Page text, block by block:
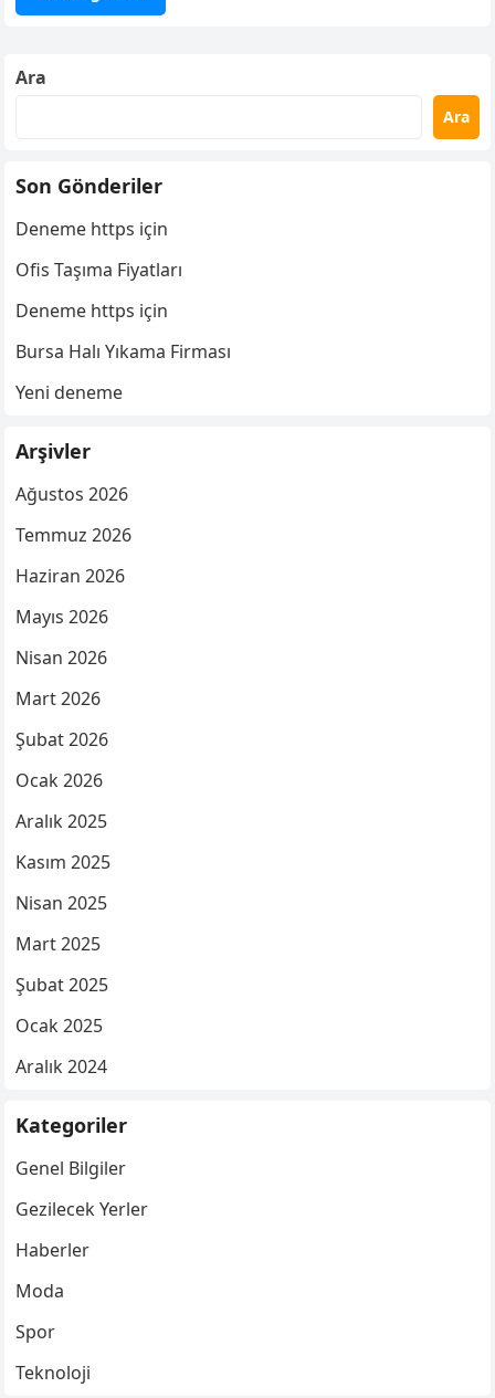
Ara
Ara
Son Gönderiler
Deneme https için
Ofis Taşıma Fiyatları
Deneme https için
Bursa Halı Yıkama Firması
Yeni deneme
Arşivler
Ağustos 2026
Temmuz 2026
Haziran 2026
Mayıs 2026
Nisan 2026
Mart 2026
Şubat 2026
Ocak 2026
Aralık 2025
Kasım 2025
Nisan 2025
Mart 2025
Şubat 2025
Ocak 2025
Aralık 2024
Kategoriler
Genel Bilgiler
Gezilecek Yerler
Haberler
Moda
Spor
Teknoloji